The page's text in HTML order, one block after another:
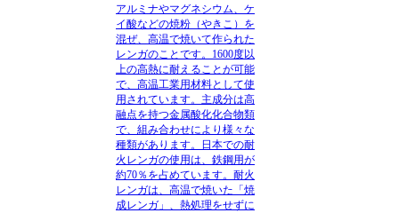
アルミナやマグネシウム、ケ
イ酸などの焼粉（やきこ）を
混ぜ、高温で焼いて作られた
レンガのことです。1600度以
上の高熱に耐えることが可能
で、高温工業用材料として使
用されています。主成分は高
融点を持つ金属酸化化合物類
で、組み合わせにより様々な
種類があります。日本での耐
火レンガの使用は、鉄鋼用が
約70％を占めています。耐火
レンガは、高温で焼いた「焼
成レンガ」、熱処理をせずに